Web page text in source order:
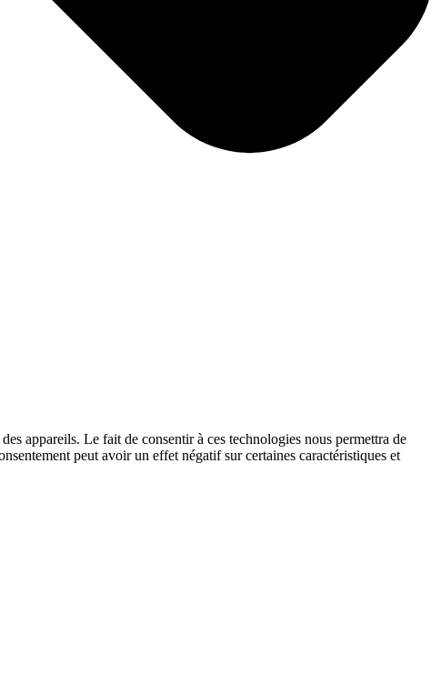
appareils. Le fait de consentir à ces technologies nous permettra de
peut avoir un effet négatif sur certaines caractéristiques et